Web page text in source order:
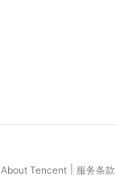
About Tencent 服务条款